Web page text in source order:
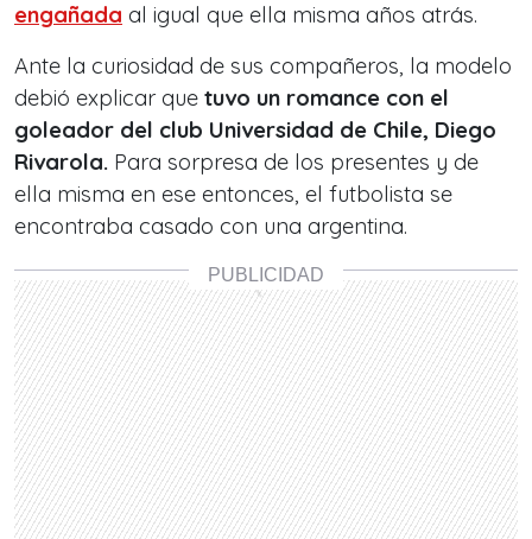
engañada al igual que ella misma años atrás.
Ante la curiosidad de sus compañeros, la modelo
debió explicar que tuvo un romance con el
goleador del club Universidad de Chile, Diego
Rivarola. Para sorpresa de los presentes y de
ella misma en ese entonces, el futbolista se
encontraba casado con una argentina.